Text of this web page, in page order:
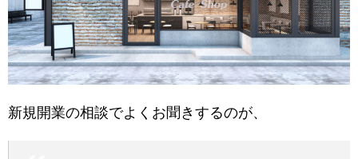
新規開業の相談でよくお聞きするのが、